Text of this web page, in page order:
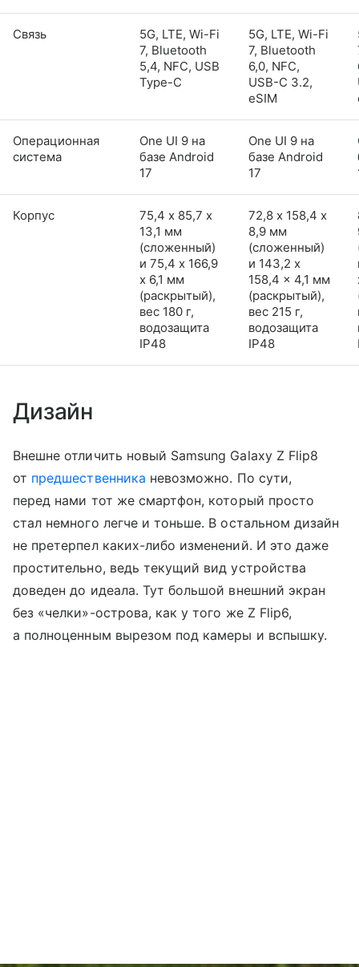
Связь
5G, LTE, Wi-Fi
7, Bluetooth
5,4, NFC, USB
Type-C
5G, LTE, Wi-Fi
7, Bluetooth
6,0, NFC,
USB-C 3.2,
eSIM
Операционная
система
One UI 9 на
базе Android
17
One UI 9 на
базе Android
17
Корпус
75,4 х 85,7 х
13,1 мм
(сложенный)
и 75,4 x 166,9
x 6,1 мм
(раскрытый),
вес 180 г,
водозащита
IP48
72,8 х 158,4 х
8,9 мм
(сложенный)
и 143,2 x
158,4 x 4,1 мм
(раскрытый),
вес 215 г,
водозащита
IP48
Дизайн
Внешне отличить новый Samsung Galaxy Z Flip8
от предшественника невозможно. По сути,
перед нами тот же смартфон, который просто
стал немного легче и тоньше. В остальном дизайн
не претерпел каких-либо изменений. И это даже
простительно, ведь текущий вид устройства
доведен до идеала. Тут большой внешний экран
без «челки»-острова, как у того же Z Flip6,
а полноценным вырезом под камеры и вспышку.